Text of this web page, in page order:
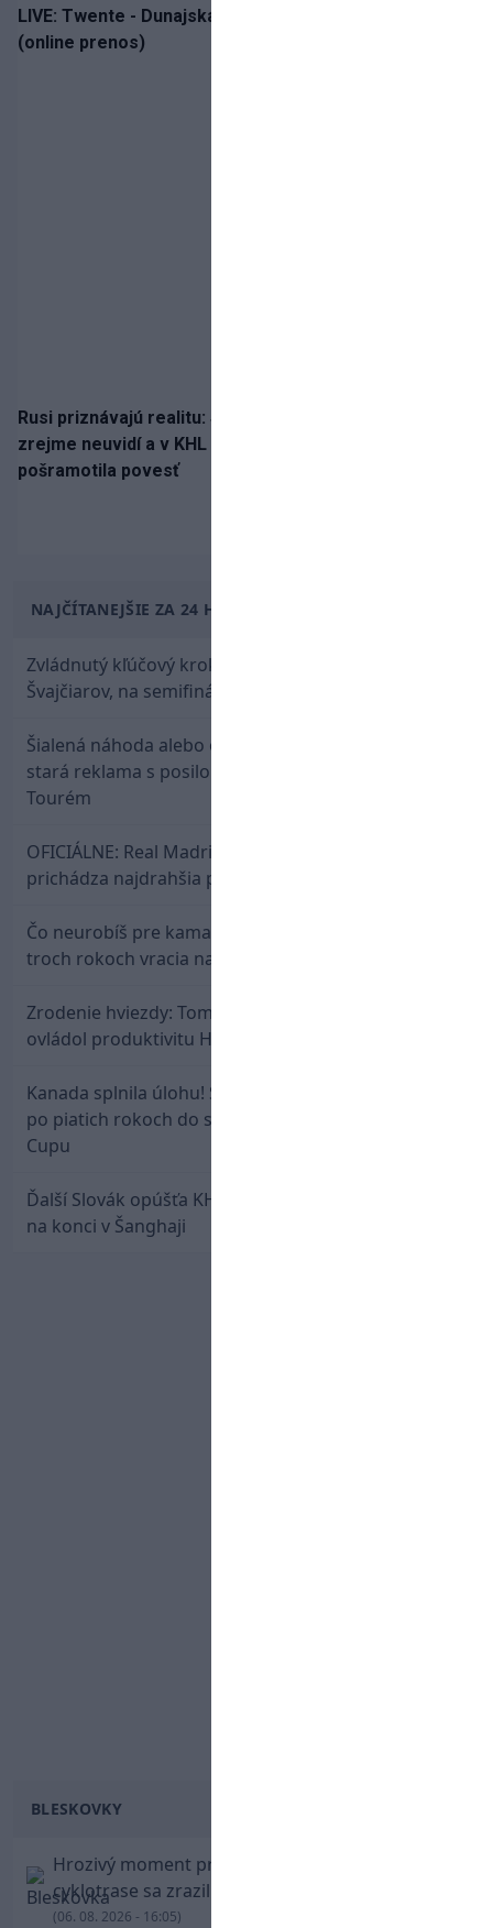
LIVE: Twente - Dunajská Streda / Konferenčná liga
(online prenos)
Rusi priznávajú realitu: Spartak milióny od Ružičku
zrejme neuvidí a v KHL si už nezahrá. Liga si
pošramotila povesť
NAJČÍTANEJŠIE ZA 24 HODÍN
Zvládnutý kľúčový krok! Osemnástka zdolala
Švajčiarov, na semifinále potrebuje pomoc favorita
Šialená náhoda alebo osud? Našla sa 11 rokov
stará reklama s posilou Slovana a trénerom
Tourém
OFICIÁLNE: Real Madrid rozbil bank. Z Lipska
prichádza najdrahšia posila v klubovej histórii
Čo neurobíš pre kamaráta! Marián Hossa sa po
troch rokoch vracia na ľad
Zrodenie hviezdy: Tomáš Selič zničil Švajčiarov a
ovládol produktivitu Hlinka Gretzky Cupu
Kanada splnila úlohu! Slovenská osemnástka mieri
po piatich rokoch do semifinále Hlinka Gretzky
Cupu
Ďalší Slovák opúšťa KHL. Patrik Rybár sa dohodol
na konci v Šanghaji
BLESKOVKY
Hrozivý moment pre Zdena Cháru! Na
cyklotrase sa zrazil s bežcom
(06. 08. 2026 - 16:05)